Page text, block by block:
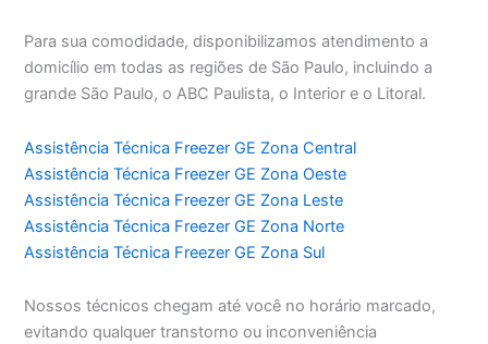
Para sua comodidade, disponibilizamos atendimento a
domicílio em todas as regiões de São Paulo, incluindo a
grande São Paulo, o ABC Paulista, o Interior e o Litoral.
Assistência Técnica Freezer GE Zona Central
Assistência Técnica Freezer GE Zona Oeste
Assistência Técnica Freezer GE Zona Leste
Assistência Técnica Freezer GE Zona Norte
Assistência Técnica Freezer GE Zona Sul
Nossos técnicos chegam até você no horário marcado,
evitando qualquer transtorno ou inconveniência